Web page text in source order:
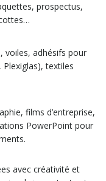
prospectus,
voiles, adhésifs pour
Plexiglas), textiles
films d’entreprise,
PowerPoint pour
avec créativité et